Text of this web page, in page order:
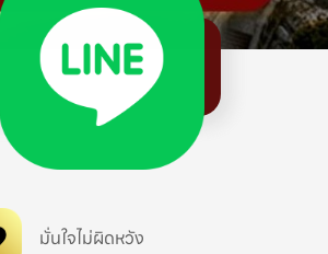
มั่นใจไม่ผิดหวัง